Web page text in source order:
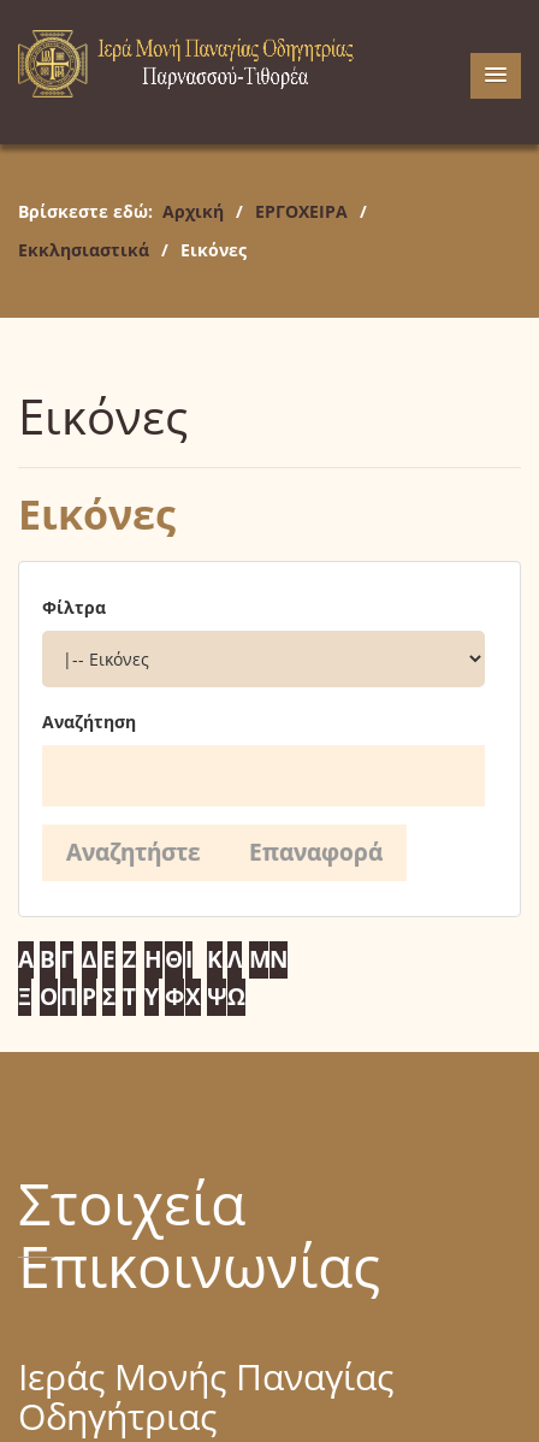
Βρίσκεστε εδώ: Αρχική / ΕΡΓΟΧΕΙΡΑ /
Εκκλησιαστικά / Εικόνες
Εικόνες
Εικόνες
Φίλτρα
Αναζήτηση
Α Β Γ Δ Ε Ζ ΗΘΙ ΚΛ ΜΝ
Ξ ΟΠ Ρ Σ Τ Υ ΦΧ ΨΩ
Στοιχεία
Επικοινωνίας
Ιεράς Μονής Παναγίας
Οδηγήτριας